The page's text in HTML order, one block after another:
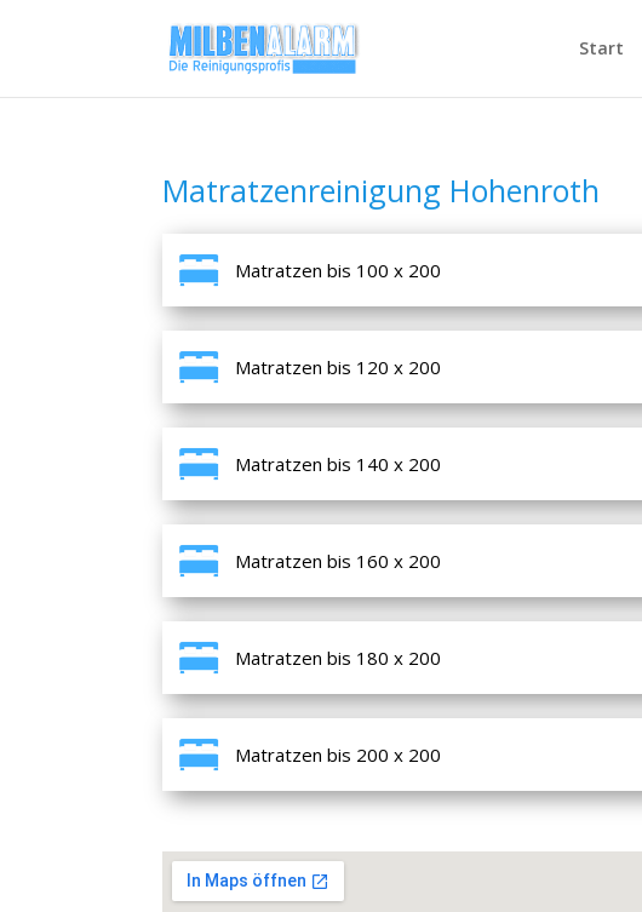
Start
Matratzenreinigung Hohenroth
Matratzen bis 100 x 200
Matratzen bis 120 x 200
Matratzen bis 140 x 200
Matratzen bis 160 x 200
Matratzen bis 180 x 200
Matratzen bis 200 x 200